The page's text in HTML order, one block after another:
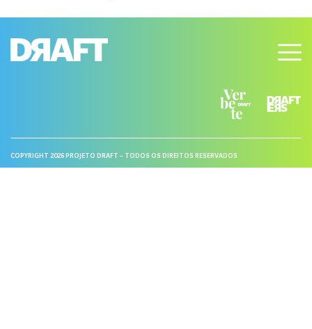
COPYRIGHT 2026 PROJETO DRAFT – TODOS OS DIREITOS RESERVADOS